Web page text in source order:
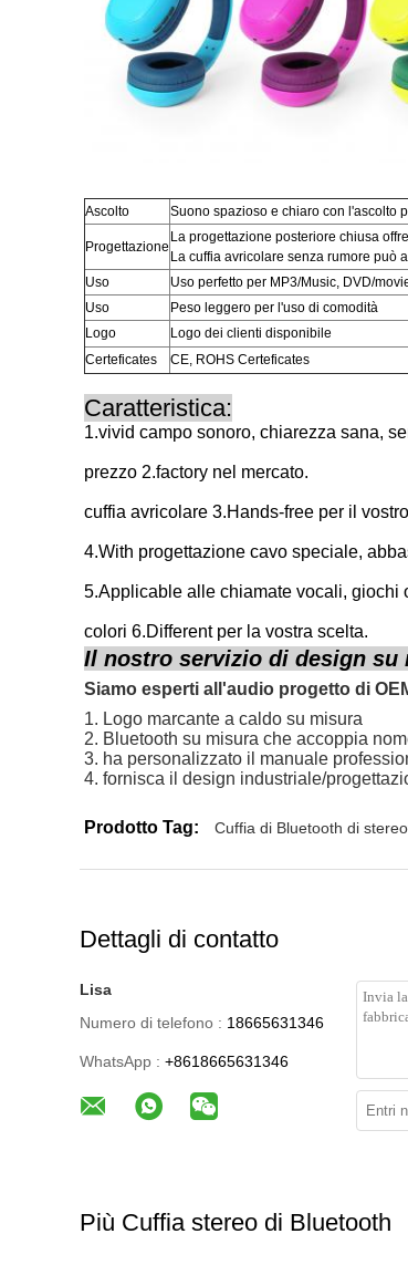
Ascolto Suono spazioso e chiaro con l'ascolto
Progettazione
La progettazione posteriore chiusa
La cuffia avricolare senza rumore può
Uso
Uso perfetto per MP3/Music, DVD/
Uso
Peso leggero per l'uso di comodità
Logo
Logo dei clienti disponibile
Certeficates
CE, ROHS Certeficates
Caratteristica:
1.vivid campo sonoro, chiarezza sana,
prezzo 2.factory nel mercato.
cuffia avricolare 3.Hands-free per il
4.With progettazione cavo speciale,
5.Applicable alle chiamate vocali, giochi
colori 6.Different per la vostra scelta.
Il nostro servizio di design su
Siamo esperti all'audio progetto di
1. Logo marcante a caldo su misura
2. Bluetooth su misura che accoppia
3. ha personalizzato il manuale
4. fornisca il design industriale/
Prodotto Tag: Cuffia di Bluetooth di
Dettagli di contatto
Lisa
Numero di telefono : 18665631346
WhatsApp : +8618665631346
Più Cuffia stereo di Bluetooth